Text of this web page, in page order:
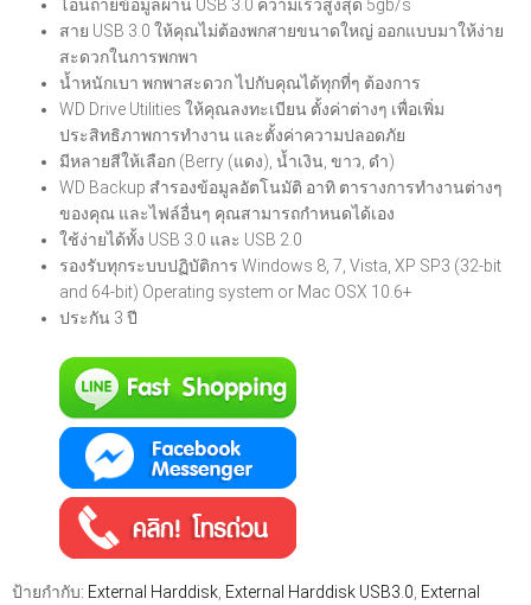
โอนถ่ายข้อมูลผ่าน USB 3.0 ความเร็วสูงสุด 5gb/s
สาย USB 3.0 ให้คุณไม่ต้องพกสายขนาดใหญ่ ออกแบบมาให้ง่าย
สะดวกในการพกพา
น้ำหนักเบา พกพาสะดวก ไปกับคุณได้ทุกที่ๆ ต้องการ
WD Drive Utilities ให้คุณลงทะเบียน ตั้งค่าต่างๆ เพื่อเพิ่ม
ประสิทธิภาพการทำงาน และตั้งค่าความปลอดภัย
มีหลายสีให้เลือก (Berry (แดง), น้ำเงิน, ขาว, ดำ)
WD Backup สำรองข้อมูลอัตโนมัติ อาทิ ตารางการทำงานต่างๆ
ของคุณ และไฟล์อื่นๆ คุณสามารถกำหนดได้เอง
ใช้ง่ายได้ทั้ง USB 3.0 และ USB 2.0
รองรับทุกระบบปฏิบัติการ Windows 8, 7, Vista, XP SP3 (32-bit
and 64-bit) Operating system or Mac OSX 10.6+
ประกัน 3 ปี
ป้ายกำกับ: External Harddisk External Harddisk USB3.0 External